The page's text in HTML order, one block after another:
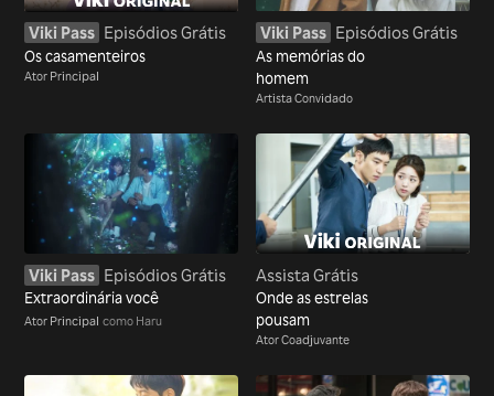
Viki Pass Episódios Grátis
Os casamenteiros
Ator Principal
Viki Pass Episódios Grátis
As memórias do
homem
Artista Convidado
Viki Pass Episódios Grátis
Extraordinária você
Ator Principal como Haru
Assista Grátis
Onde as estrelas
pousam
Ator Coadjuvante